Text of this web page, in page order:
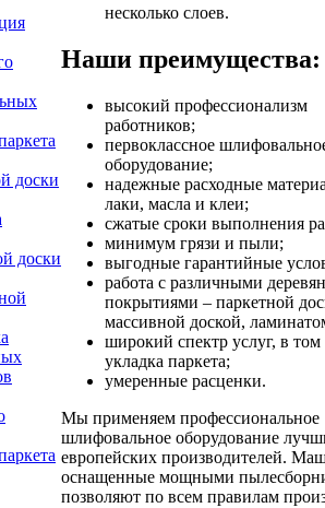
доски
доски
несколько слоев.
Наши преимущества:
высокий профессионализм
работников;
первоклассное
оборудование;
надежные расходные
лаки, масла и клеи;
сжатые сроки выполнения
минимум грязи и пыли;
выгодные гарантийные
работа с различными
покрытиями – паркетной
массивной доской,
широкий спектр услуг, в том
укладка паркета;
умеренные расценки.
Мы применяем профессиональное
шлифовальное оборудование
европейских производителей.
оснащенные мощными
позволяют по всем правилам